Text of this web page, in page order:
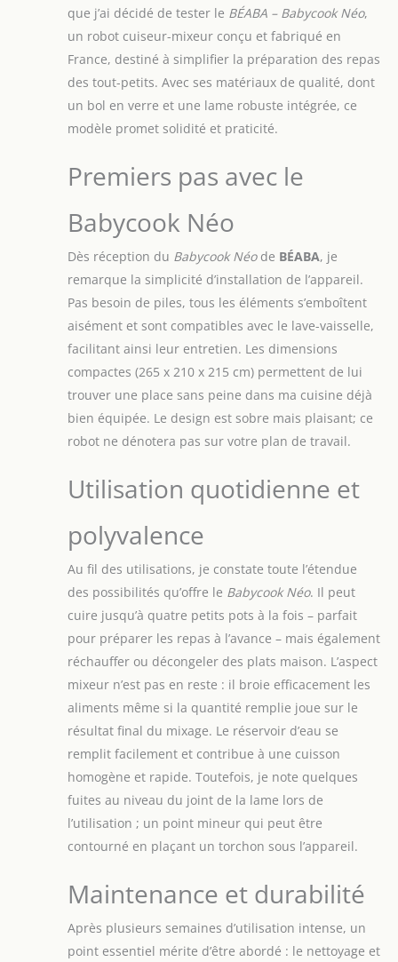
préservant les saveurs
et nutriments pour
l'enfant EVOLUTIF : Ce
robot multifonctions
s'adapte à chaque
phase de l'alimentation
de bébé, de la
naissance à la
alimentaire, il mixe
proposer différentes
textures adaptées selon
l'âge de bébé
FABRICATION
FRANCAISE : Chez
Béaba, nous tenons au
Made in France, notre
Babycook Néo est ainsi
pensé dans l’Ain et
produit en Côte-d’Or, sa
lame vient de Sabatier
Diamant dans le Puy-
de-Dôme GRANDE
grande capacité de
mixage pour préparer
famille et ne
nécessitant pas de
surveillance constante
ÉCONOMIE ET RESPECT
DE L'ENVIRONNEMENT :
En comparaison avec
les petits pots
industriels, le Babycook
permet une transition
rapide vers une
alimentation saine tout
en préservant
l'écosystème, et il
moins de deux mois
UNE QUALITÉ PREMIUM
OPTIMALE : Matériaux
de grande qualité avec
Bol en Verre de 1250ml,
un Panier en Inox de
que j’ai décidé de tester le BÉABA – Babycook Néo,
un robot cuiseur-mixeur conçu et fabriqué en
France, destiné à simplifier la préparation des repas
des tout-petits. Avec ses matériaux de qualité, dont
un bol en verre et une lame robuste intégrée, ce
modèle promet solidité et praticité.
Premiers pas avec le
Babycook Néo
Dès réception du Babycook Néode BÉABA, je
remarque la simplicité d’installation de l’appareil.
Pas besoin de piles, tous les éléments s’emboîtent
aisément et sont compatibles avec le lave-vaisselle,
facilitant ainsi leur entretien. Les dimensions
compactes (265 x 210 x 215 cm) permettent de lui
trouver une place sans peine dans ma cuisine déjà
bien équipée. Le design est sobre mais plaisant; ce
robot ne dénotera pas sur votre plan de travail.
Utilisation quotidienne et
polyvalence
Au fil des utilisations, je constate toute l’étendue
des possibilités qu’offre le Babycook Néo. Il peut
cuire jusqu’à quatre petits pots à la fois – parfait
pour préparer les repas à l’avance – mais également
réchauffer ou décongeler des plats maison. L’aspect
mixeur n’est pas en reste : il broie efficacement les
aliments même si la quantité remplie joue sur le
résultat final du mixage. Le réservoir d’eau se
remplit facilement et contribue à une cuisson
homogène et rapide. Toutefois, je note quelques
fuites au niveau du joint de la lame lors de
l’utilisation ; un point mineur qui peut être
contourné en plaçant un torchon sous l’appareil.
Maintenance et durabilité
Après plusieurs semaines d’utilisation intense, un
point essentiel mérite d’être abordé : le nettoyage et